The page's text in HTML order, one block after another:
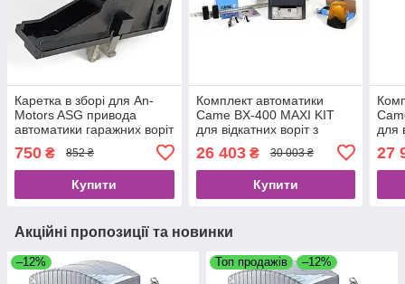
Каретка в зборі для An-
Motors ASG привода
автоматики гаражних воріт
розблокування ASG.006
750 ₴ 852 ₴
Купити
Комплект автоматики
Came BX-400 MAXI KIT
для відкатних воріт з
фотоелементами та
пультами
26 403₴ 30 003 ₴
Купити
для
27
Акційні пропозиції та новинки
–12% Топ продажів –12%